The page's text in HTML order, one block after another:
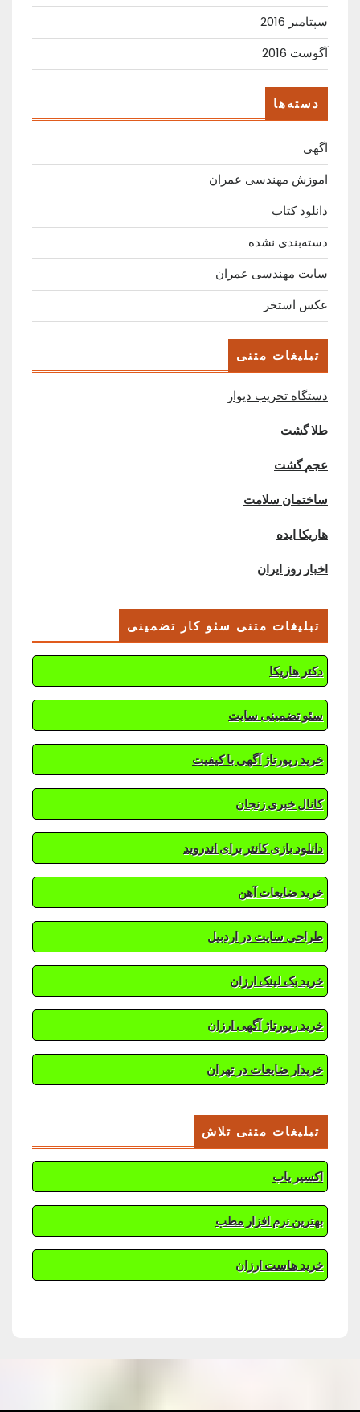
سپتامبر 2016
آگوست 2016
دسته‌ها
اگهی
اموزش مهندسی عمران
دانلود کتاب
دسته‌بندی نشده
سایت مهندسی عمران
عکس استخر
تبلیغات متنی
دستگاه تخریب دیوار
طلا گشت
عجم گشت
ساختمان سلامت
هاریکا ایده
اخبار روز ایران
تبلیغات متنی سئو کار تضمینی
دکتر هاریکا
سئو تضمینی سایت
خرید رپورتاژ آگهی با کیفیت
کانال خبری زنجان
دانلود بازی کانتر برای اندروید
خرید ضایعات آهن
طراحی سایت در اردبیل
خرید بک لینک ارزان
خرید رپورتاژ آگهی ارزان
خریدار ضایعات در تهران
تبلیغات متنی تلاش
اکسیر یاب
بهترین نرم افزار مطب
خرید هاست ارزان